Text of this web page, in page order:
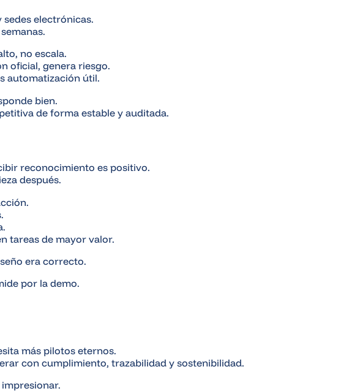
electrónicas.
no escala.
oficial, genera riesgo.
automatización útil.
bien.
de forma estable y auditada.
reconocimiento es positivo.
después.
tareas de mayor valor.
era correcto.
por la demo.
más pilotos eternos.
con cumplimiento, trazabilidad y sostenibilidad.